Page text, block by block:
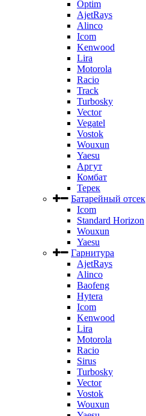
Optim
AjetRays
Alinco
Icom
Kenwood
Lira
Motorola
Racio
Track
Turbosky
Vector
Vegatel
Vostok
Wouxun
Yaesu
Аргут
Комбат
Терек
Батарейный отсек
Icom
Standard Horizon
Wouxun
Yaesu
Гарнитура
AjetRays
Alinco
Baofeng
Hytera
Icom
Kenwood
Lira
Motorola
Racio
Sirus
Turbosky
Vector
Vostok
Wouxun